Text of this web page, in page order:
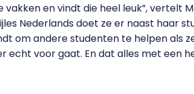
en vindt die heel leuk”, vertelt
Nederlands doet ze er naast haar
om andere studenten te helpen als
echt voor gaat. En dat alles met een